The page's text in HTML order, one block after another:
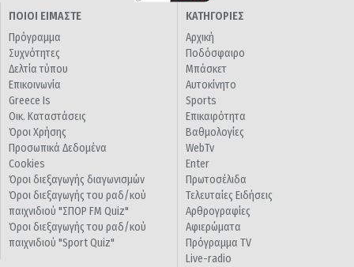
ΠΟΙΟΙ ΕΙΜΑΣΤΕ
Πρόγραμμα
Συχνότητες
Δελτία τύπου
Επικοινωνία
Greece Is
Οικ. Καταστάσεις
Όροι Χρήσης
Προσωπικά Δεδομένα
Cookies
Όροι διεξαγωγής διαγωνισμών
Όροι διεξαγωγής του ραδ/κού
παιχνιδιού "ΣΠΟΡ FM Quiz"
Όροι διεξαγωγής του ραδ/κού
παιχνιδιού "Sport Quiz"
ΚΑΤΗΓΟΡΙΕΣ
Αρχική
Ποδόσφαιρο
Μπάσκετ
Αυτοκίνητο
Sports
Επικαιρότητα
Βαθμολογίες
WebTv
Enter
Πρωτοσέλιδα
Τελευταίες Ειδήσεις
Αρθρογραφίες
Αφιερώματα
Πρόγραμμα TV
Live-radio